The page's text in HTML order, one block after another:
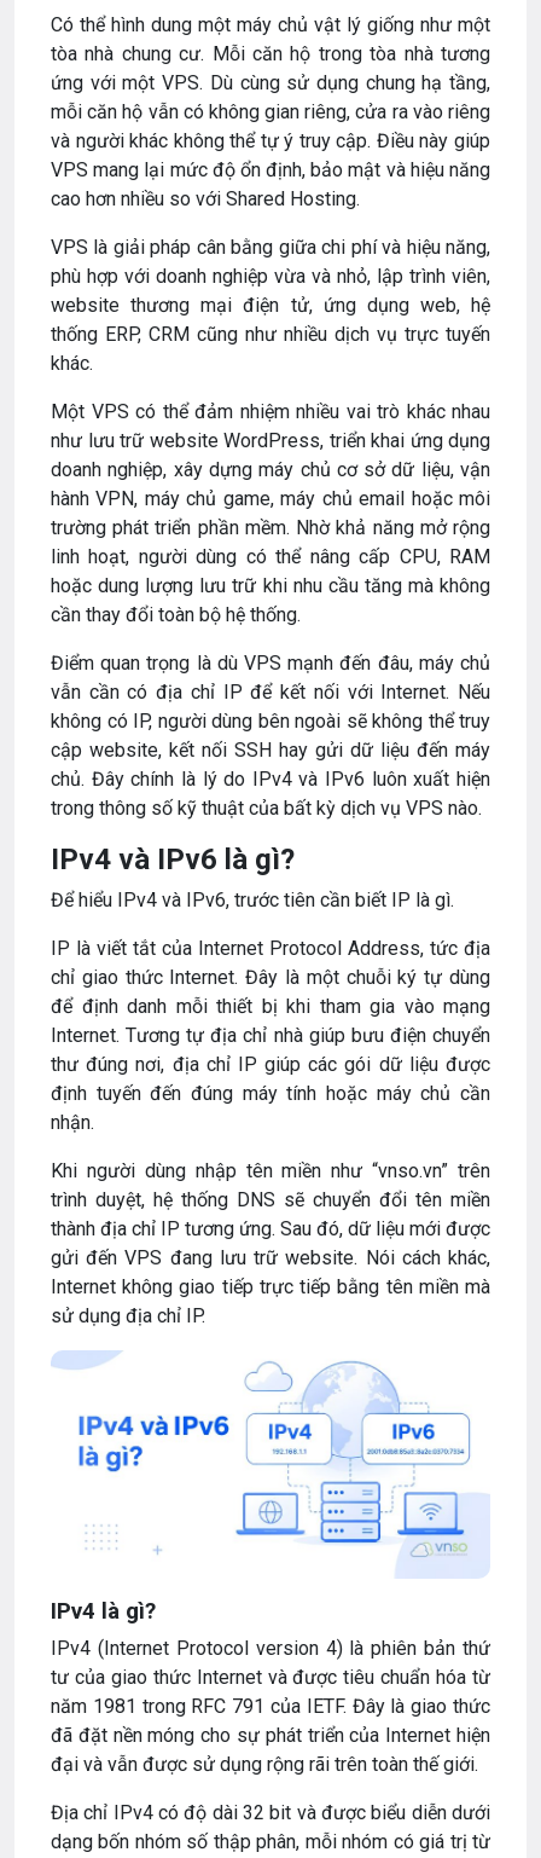
Có thể hình dung một máy chủ vật lý giống như một
tòa nhà chung cư. Mỗi căn hộ trong tòa nhà tương
ứng với một VPS. Dù cùng sử dụng chung hạ tầng,
mỗi căn hộ vẫn có không gian riêng, cửa ra vào riêng
và người khác không thể tự ý truy cập. Điều này giúp
VPS mang lại mức độ ổn định, bảo mật và hiệu năng
cao hơn nhiều so với Shared Hosting.
VPS là giải pháp cân bằng giữa chi phí và hiệu năng,
phù hợp với doanh nghiệp vừa và nhỏ, lập trình viên,
website thương mại điện tử, ứng dụng web, hệ
thống ERP, CRM cũng như nhiều dịch vụ trực tuyến
khác.
Một VPS có thể đảm nhiệm nhiều vai trò khác nhau
như lưu trữ website WordPress, triển khai ứng dụng
doanh nghiệp, xây dựng máy chủ cơ sở dữ liệu, vận
hành VPN, máy chủ game, máy chủ email hoặc môi
trường phát triển phần mềm. Nhờ khả năng mở rộng
linh hoạt, người dùng có thể nâng cấp CPU, RAM
hoặc dung lượng lưu trữ khi nhu cầu tăng mà không
cần thay đổi toàn bộ hệ thống.
Điểm quan trọng là dù VPS mạnh đến đâu, máy chủ
vẫn cần có địa chỉ IP để kết nối với Internet. Nếu
không có IP, người dùng bên ngoài sẽ không thể truy
cập website, kết nối SSH hay gửi dữ liệu đến máy
chủ. Đây chính là lý do IPv4 và IPv6 luôn xuất hiện
trong thông số kỹ thuật của bất kỳ dịch vụ VPS nào.
IPv4 và IPv6 là gì?
Để hiểu IPv4 và IPv6, trước tiên cần biết IP là gì.
IP là viết tắt của Internet Protocol Address, tức địa
chỉ giao thức Internet. Đây là một chuỗi ký tự dùng
để định danh mỗi thiết bị khi tham gia vào mạng
Internet. Tương tự địa chỉ nhà giúp bưu điện chuyển
thư đúng nơi, địa chỉ IP giúp các gói dữ liệu được
định tuyến đến đúng máy tính hoặc máy chủ cần
nhận.
Khi người dùng nhập tên miền như “vnso.vn” trên
trình duyệt, hệ thống DNS sẽ chuyển đổi tên miền
thành địa chỉ IP tương ứng. Sau đó, dữ liệu mới được
gửi đến VPS đang lưu trữ website. Nói cách khác,
Internet không giao tiếp trực tiếp bằng tên miền mà
sử dụng địa chỉ IP.
IPv4 là gì?
IPv4 (Internet Protocol version 4) là phiên bản thứ
tư của giao thức Internet và được tiêu chuẩn hóa từ
năm 1981 trong RFC 791 của IETF. Đây là giao thức
đã đặt nền móng cho sự phát triển của Internet hiện
đại và vẫn được sử dụng rộng rãi trên toàn thế giới.
Địa chỉ IPv4 có độ dài 32 bit và được biểu diễn dưới
dạng bốn nhóm số thập phân, mỗi nhóm có giá trị từ